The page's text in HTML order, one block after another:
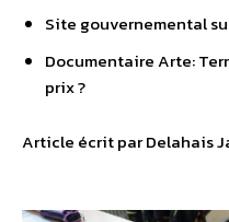
Site gouvernemental
Documentaire Arte:
prix ?
Article écrit par Delahais